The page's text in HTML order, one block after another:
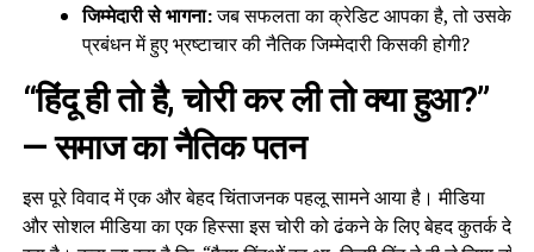
जिम्मेदारी से भागना:जब सफलता का क्रेडिट आपका है, तो उसके
प्रबंधन में हुए भ्रष्टाचार की नैतिक जिम्मेदारी किसकी होगी?
“हिंदू ही तो है, चोरी कर ली तो क्या हुआ?”
— समाज का नैतिक पतन
इस पूरे विवाद में एक और बेहद चिंताजनक पहलू सामने आया है। मीडिया
और सोशल मीडिया का एक हिस्सा इस चोरी को ढंकने के लिए बेहद कुतर्क दे